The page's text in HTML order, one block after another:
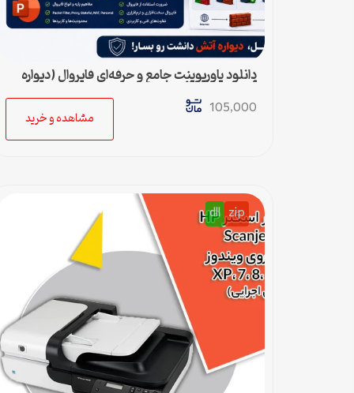
دانلود پاورپوینت جامع و حرفه‌ای فایروال (دیواره
آتش) – ویژه ارائه و پروژه
105,000
مشاهده و خرید
zip
dll